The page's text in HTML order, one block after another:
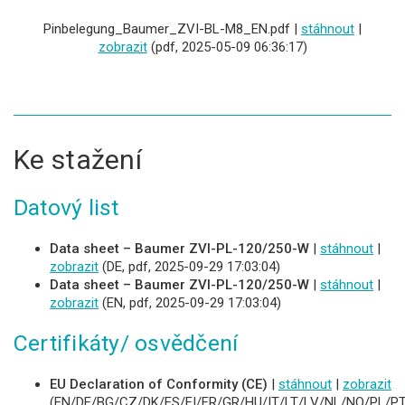
Pinbelegung_Baumer_ZVI-BL-M8_EN.pdf | stáhnout
zobrazit(pdf, 2025-05-09 06:36:17)
Ke stažení
Datový list
Data sheet – Baumer ZVI-PL-120/250-W stáhnout
zobrazit (DE, pdf, 2025-09-29 17:03:04)
Data sheet – Baumer ZVI-PL-120/250-W
stáhnout
zobrazit (EN, pdf, 2025-09-29 17:03:04)
Certifikáty/ osvědčení
EU Declaration of Conformity (CE) stáhnout
zobrazit